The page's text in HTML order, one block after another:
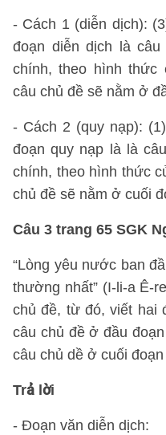
- Cách 1 (diễn dịch):
đoạn diễn dịch là
chính, theo hình thức
câu chủ đề sẽ nằm ở
- Cách 2 (quy nạp):
đoạn quy nạp là là
chính, theo hình thức
chủ đề sẽ nằm ở cuối
Câu 3 trang 65 SGK
“Lòng yêu nước ban
thường nhất” (I-li-a Ê-
chủ đề, từ đó, viết hai
câu chủ đề ở đầu
câu chủ dề ở cuối
Trả lời
- Đoạn văn diễn dịch: